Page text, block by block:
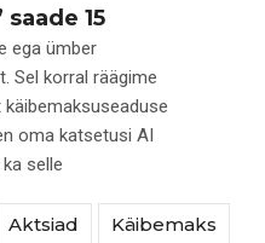
15
ega ümber
Sel korral räägime
oma katsetusi AI
selle
Aktsiad Käibemaks